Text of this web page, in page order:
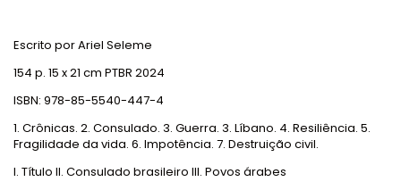
Escrito por Ariel Seleme
154 p. 15 x 21 cm PTBR 2024
ISBN: 978-85-5540-447-4
1. Crônicas. 2. Consulado. 3. Guerra. 3. Líbano. 4. Resiliência. 5.
Fragilidade da vida. 6. Impotência. 7. Destruição civil.
I. Título II. Consulado brasileiro III. Povos árabes